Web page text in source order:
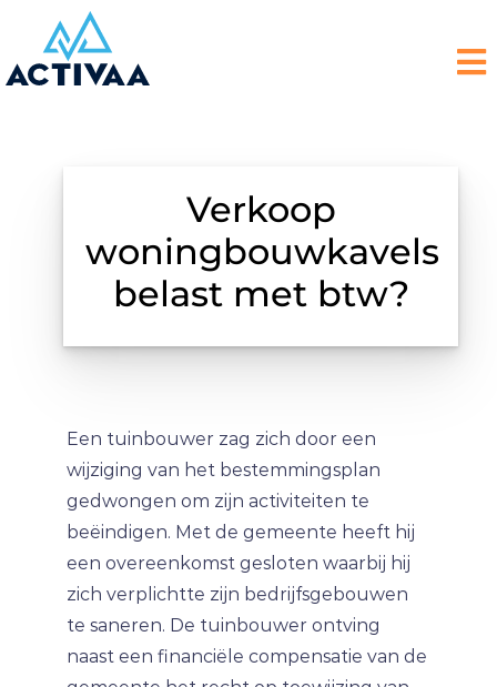
Verkoop
woningbouwkavels
belast met btw?
Een tuinbouwer zag zich door een
wijziging van het bestemmingsplan
gedwongen om zijn activiteiten te
beëindigen. Met de gemeente heeft hij
een overeenkomst gesloten waarbij hij
zich verplichtte zijn bedrijfsgebouwen
te saneren. De tuinbouwer ontving
naast een financiële compensatie van de